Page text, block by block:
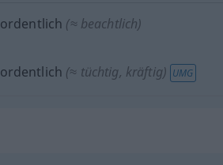
ordentlich (≈ beachtlich)
ordentlich (≈ tüchtig, kräftig) UMG